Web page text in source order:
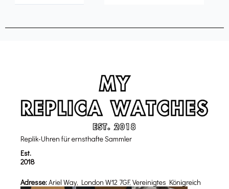
Replik-Uhren für ernsthafte Sammler
Est.
2018
Adresse:Ariel Way, London W12 7GF, Vereinigtes Königreich